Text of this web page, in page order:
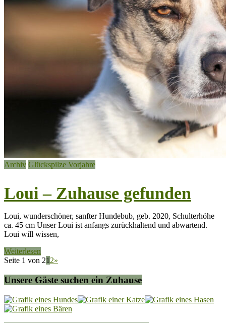
Archiv Glückspilze Vorjahre
Loui – Zuhause gefunden
Loui, wunderschöner, sanfter Hundebub, geb. 2020, Schulterhöhe
ca. 45 cm Unser Loui ist anfangs zurückhaltend und abwartend.
Loui will wissen,
Weiterlesen
Seite 1 von 21 2»
Unsere Gäste suchen ein Zuhause